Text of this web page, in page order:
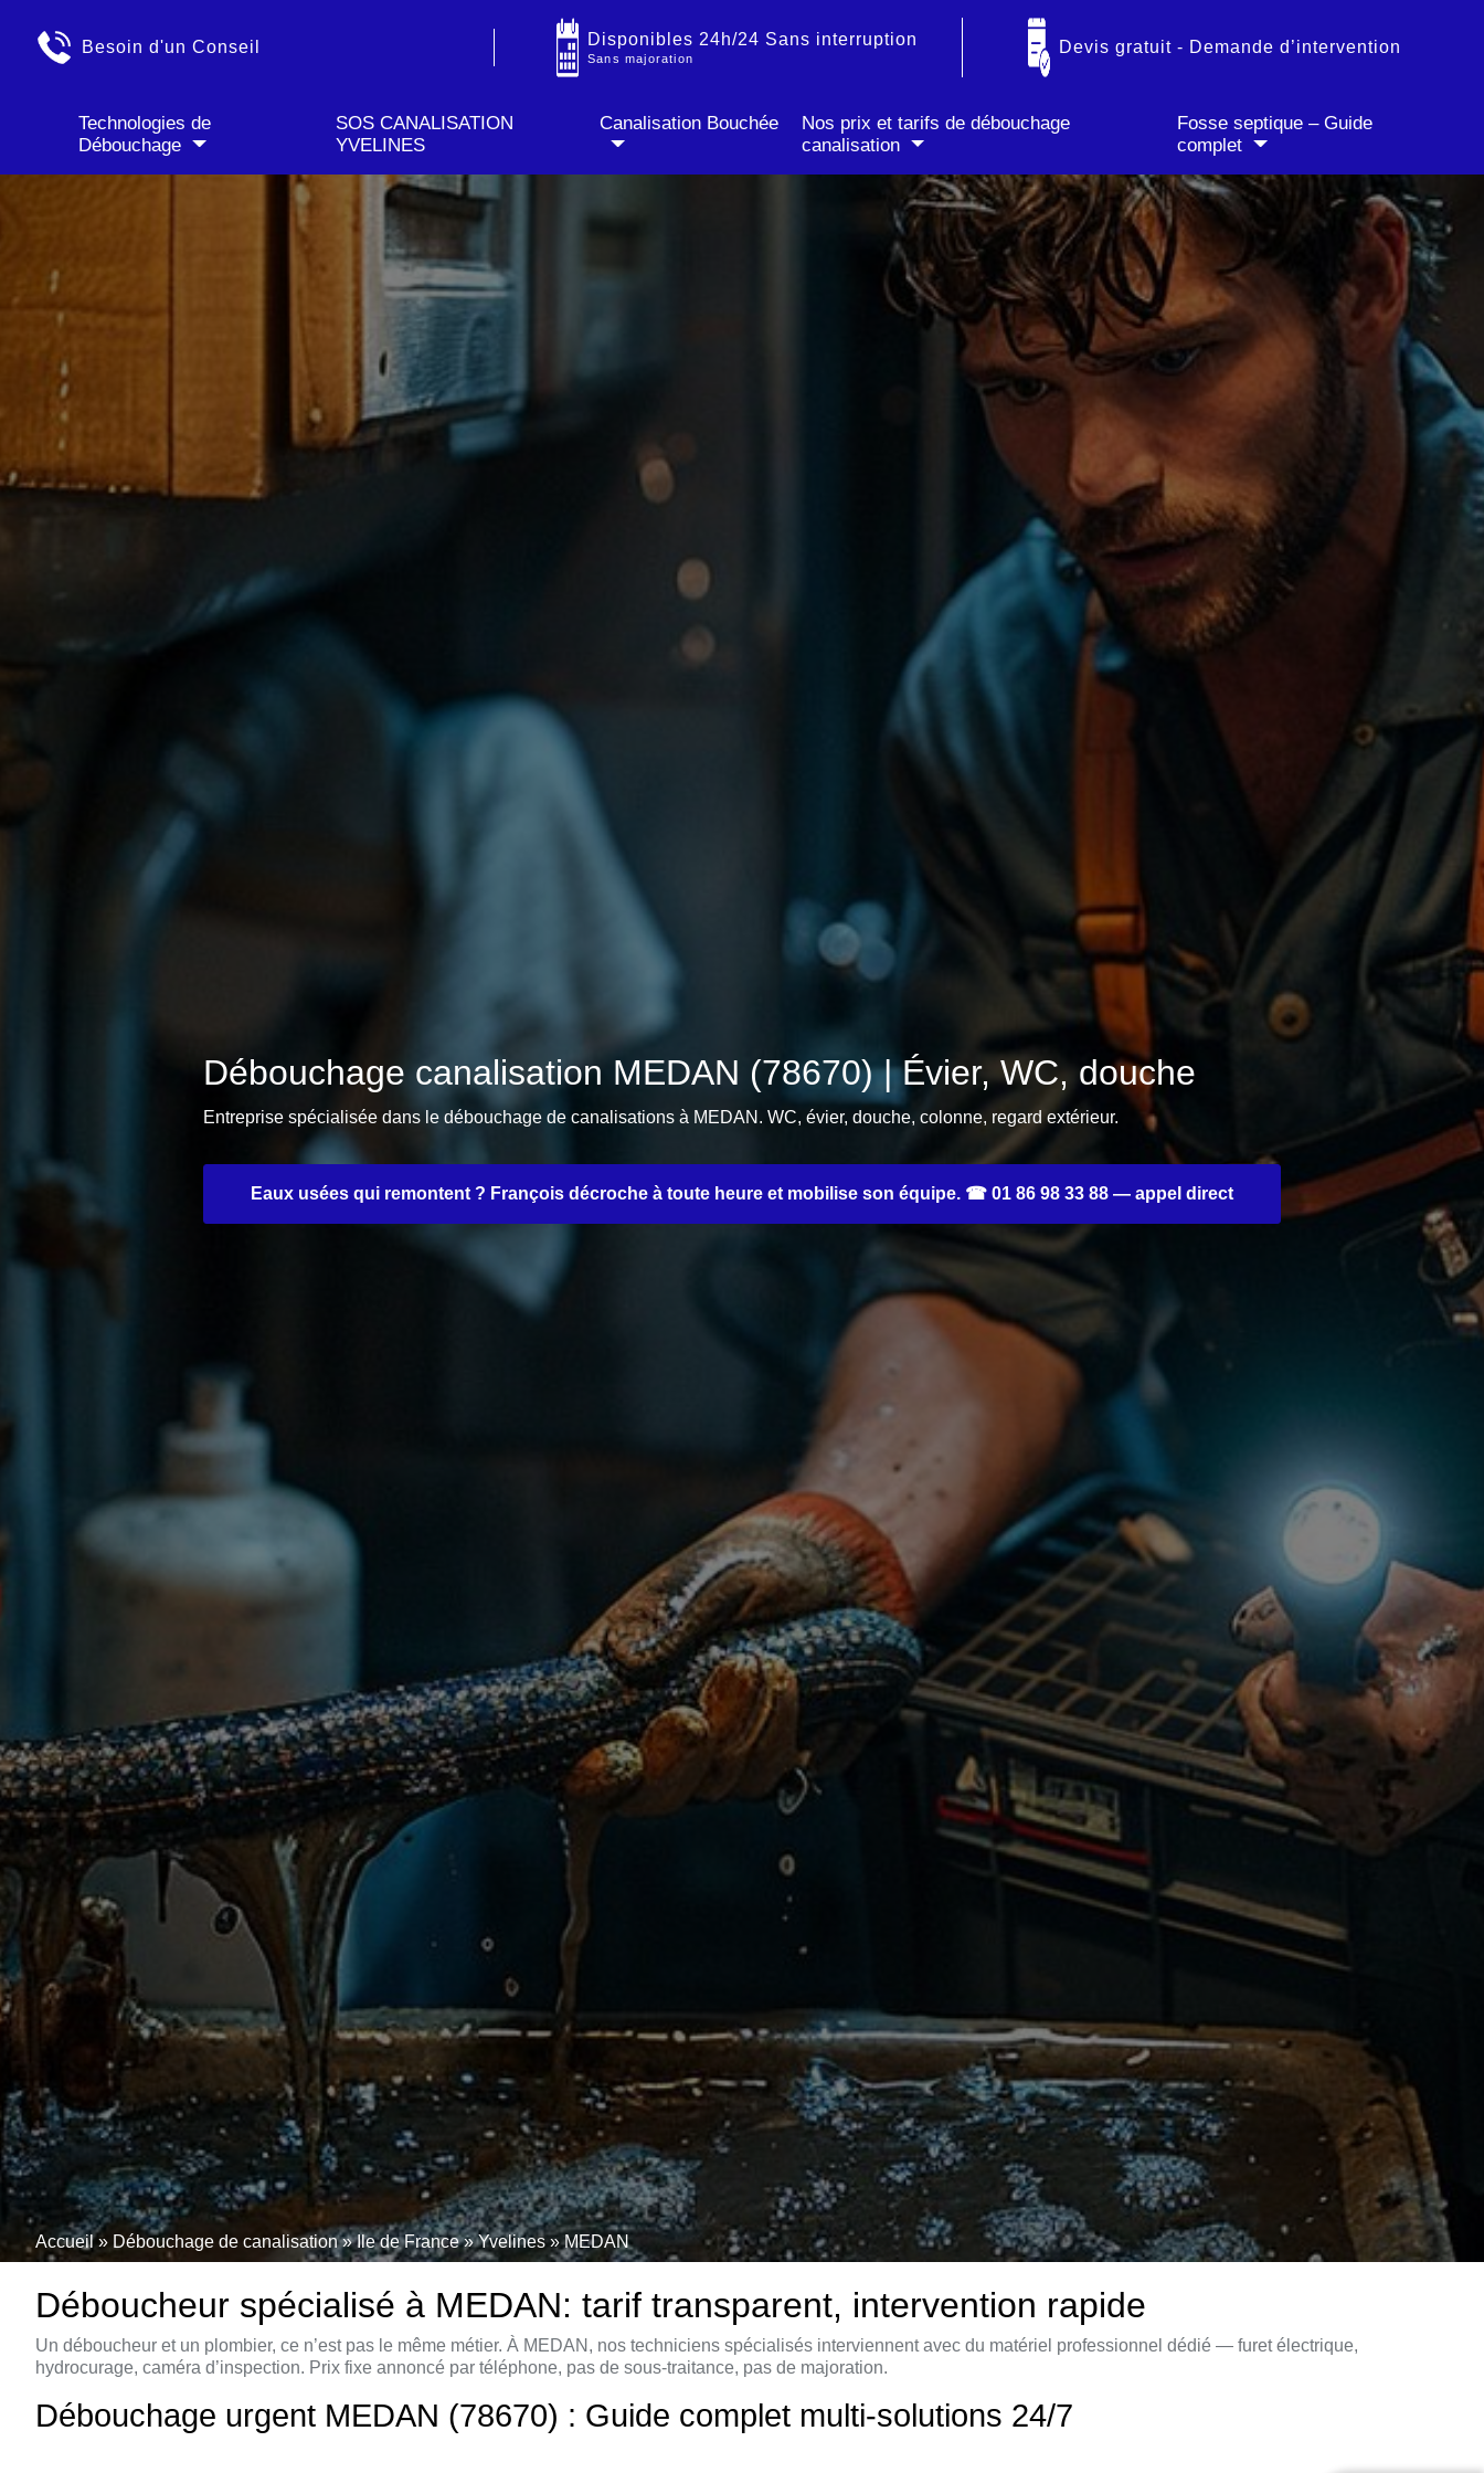
Besoin d'un Conseil Disponibles 24h/24 Sans interruption
Sans majoration
Devis gratuit - Demande d’intervention
Technologies de
Débouchage
SOS CANALISATION
YVELINES
Canalisation Bouchée
Nos prix et tarifs de débouchage
canalisation
Fosse septique – Guide
complet
✓ Prix fixe annoncé par téléphone ✓ Sans majoration soir & week-end ✓ Paiement CB accepté
Débouchage canalisation MEDAN (78670) | Évier, WC, douche
Entreprise spécialisée dans le débouchage de canalisations à MEDAN. WC, évier, douche, colonne, regard extérieur.
Eaux usées qui remontent ? François décroche à toute heure et mobilise son équipe. ☎ 01 86 98 33 88 — appel direct
Accueil» Débouchage de canalisation»Ile de France»Yvelines»MEDAN
Déboucheur spécialisé à MEDAN: tarif transparent, intervention rapide
Un déboucheur et un plombier, ce n’est pas le même métier. À MEDAN, nos techniciens spécialisés interviennent avec du matériel professionnel dédié — furet électrique,
hydrocurage, caméra d’inspection. Prix fixe annoncé par téléphone, pas de sous-traitance, pas de majoration.
Débouchage urgent MEDAN (78670) : Guide complet multi-solutions 24/7